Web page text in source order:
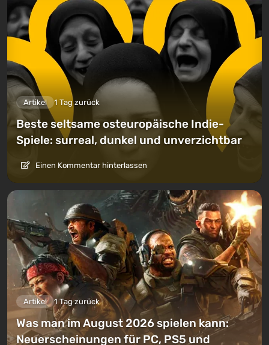
Artikel 1 Tag zurück
Beste seltsame osteuropäische Indie-
Spiele: surreal, dunkel und unverzichtbar
Einen Kommentar hinterlassen
Artikel 1 Tag zurück
Was man im August 2026 spielen kann:
Neuerscheinungen für PC, PS5 und